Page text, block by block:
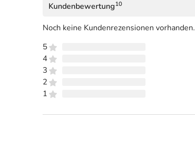
Kundenbewertung10
Noch keine Kundenrezensionen vorhanden.
5
4
3
2
1